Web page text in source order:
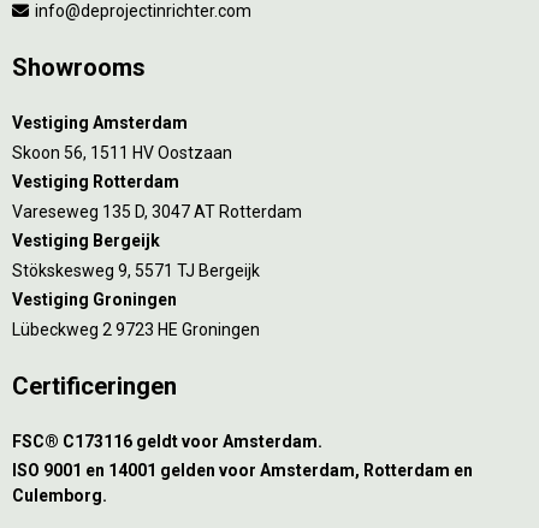
info@deprojectinrichter.com
Showrooms
Vestiging Amsterdam
Skoon 56, 1511 HV Oostzaan
Vestiging Rotterdam
Vareseweg 135 D, 3047 AT Rotterdam
Vestiging Bergeijk
Stökskesweg 9, 5571 TJ Bergeijk
Vestiging Groningen
Lübeckweg 2 9723 HE Groningen
Certificeringen
FSC® C173116 geldt voor Amsterdam.
ISO 9001 en 14001 gelden voor Amsterdam, Rotterdam en
Culemborg.